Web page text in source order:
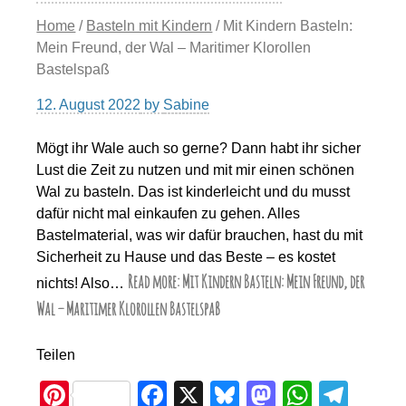
Home / Basteln mit Kindern / Mit Kindern Basteln:
Mein Freund, der Wal – Maritimer Klorollen
Bastelspaß
12. August 2022 by Sabine
Mögt ihr Wale auch so gerne? Dann habt ihr sicher
Lust die Zeit zu nutzen und mit mir einen schönen
Wal zu basteln. Das ist kinderleicht und du musst
dafür nicht mal einkaufen zu gehen. Alles
Bastelmaterial, was wir dafür brauchen, hast du mit
Sicherheit zu Hause und das Beste – es kostet
nichts! Also… Read more: Mit Kindern Basteln: Mein Freund, der
Wal – Maritimer Klorollen Bastelspaß
Teilen
Pi F X Bl M W